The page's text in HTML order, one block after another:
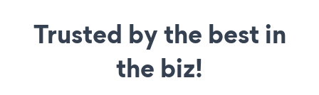
Trusted by the best in
the biz!